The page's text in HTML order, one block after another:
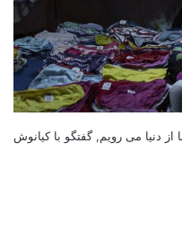
از دنیا می رویم, گفتگو با کیانوش